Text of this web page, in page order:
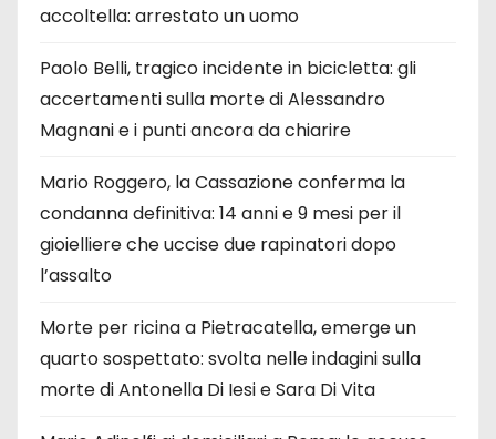
accoltella: arrestato un uomo
Paolo Belli, tragico incidente in bicicletta: gli
accertamenti sulla morte di Alessandro
Magnani e i punti ancora da chiarire
Mario Roggero, la Cassazione conferma la
condanna definitiva: 14 anni e 9 mesi per il
gioielliere che uccise due rapinatori dopo
l’assalto
Morte per ricina a Pietracatella, emerge un
quarto sospettato: svolta nelle indagini sulla
morte di Antonella Di Iesi e Sara Di Vita